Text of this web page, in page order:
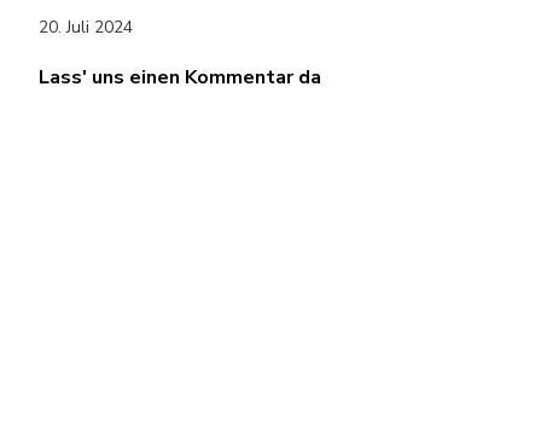
20. Juli 2024
Lass' uns einen Kommentar da